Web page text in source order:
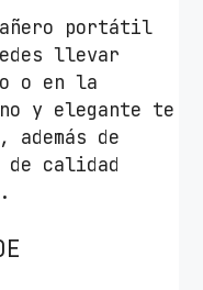
portátil
llevar
o en la
y elegante te
de
de calidad